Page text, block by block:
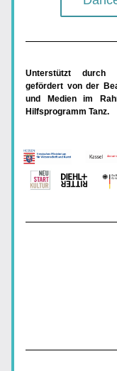
Unterstützt durch
gefördert von der
und Medien im
Hilfsprogramm Tanz.